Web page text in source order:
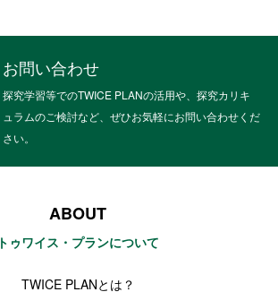
お問い合わせ
探究学習等でのTWICE PLANの活用や、探究カリキ
ュラムのご検討など、ぜひお気軽にお問い合わせくだ
さい。
ABOUT
トゥワイス・プランについて
TWICE PLANとは？